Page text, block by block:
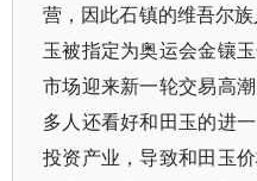
营，因此石镇的维吾尔
玉被指定为奥运会金镶
市场迎来新一轮交易高
多人还看好和田玉的进
投资产业，导致和田玉